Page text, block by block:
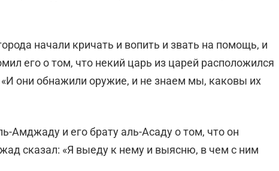
начали кричать и вопить и звать на помощь, и
его о том, что некий царь из царей расположился
они обнажили оружие, и не знаем мы, каковы их
Амджаду и его брату аль-Асаду о том, что он
сказал: «Я выеду к нему и выясню, в чем с ним